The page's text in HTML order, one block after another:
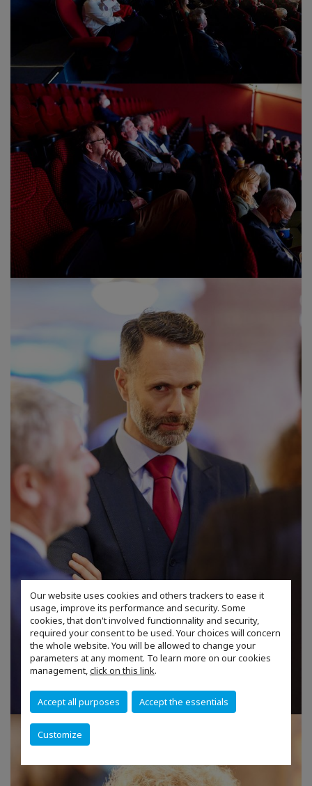
Our website uses cookies and others trackers to ease it
usage, improve its performance and security. Some
cookies, that don't involved functionnality and security,
required your consent to be used. Your choices will concern
the whole website. You will be allowed to change your
parameters at any moment. To learn more on our cookies
management,click on this link.
Accept all purposes Accept the essentials
Customize